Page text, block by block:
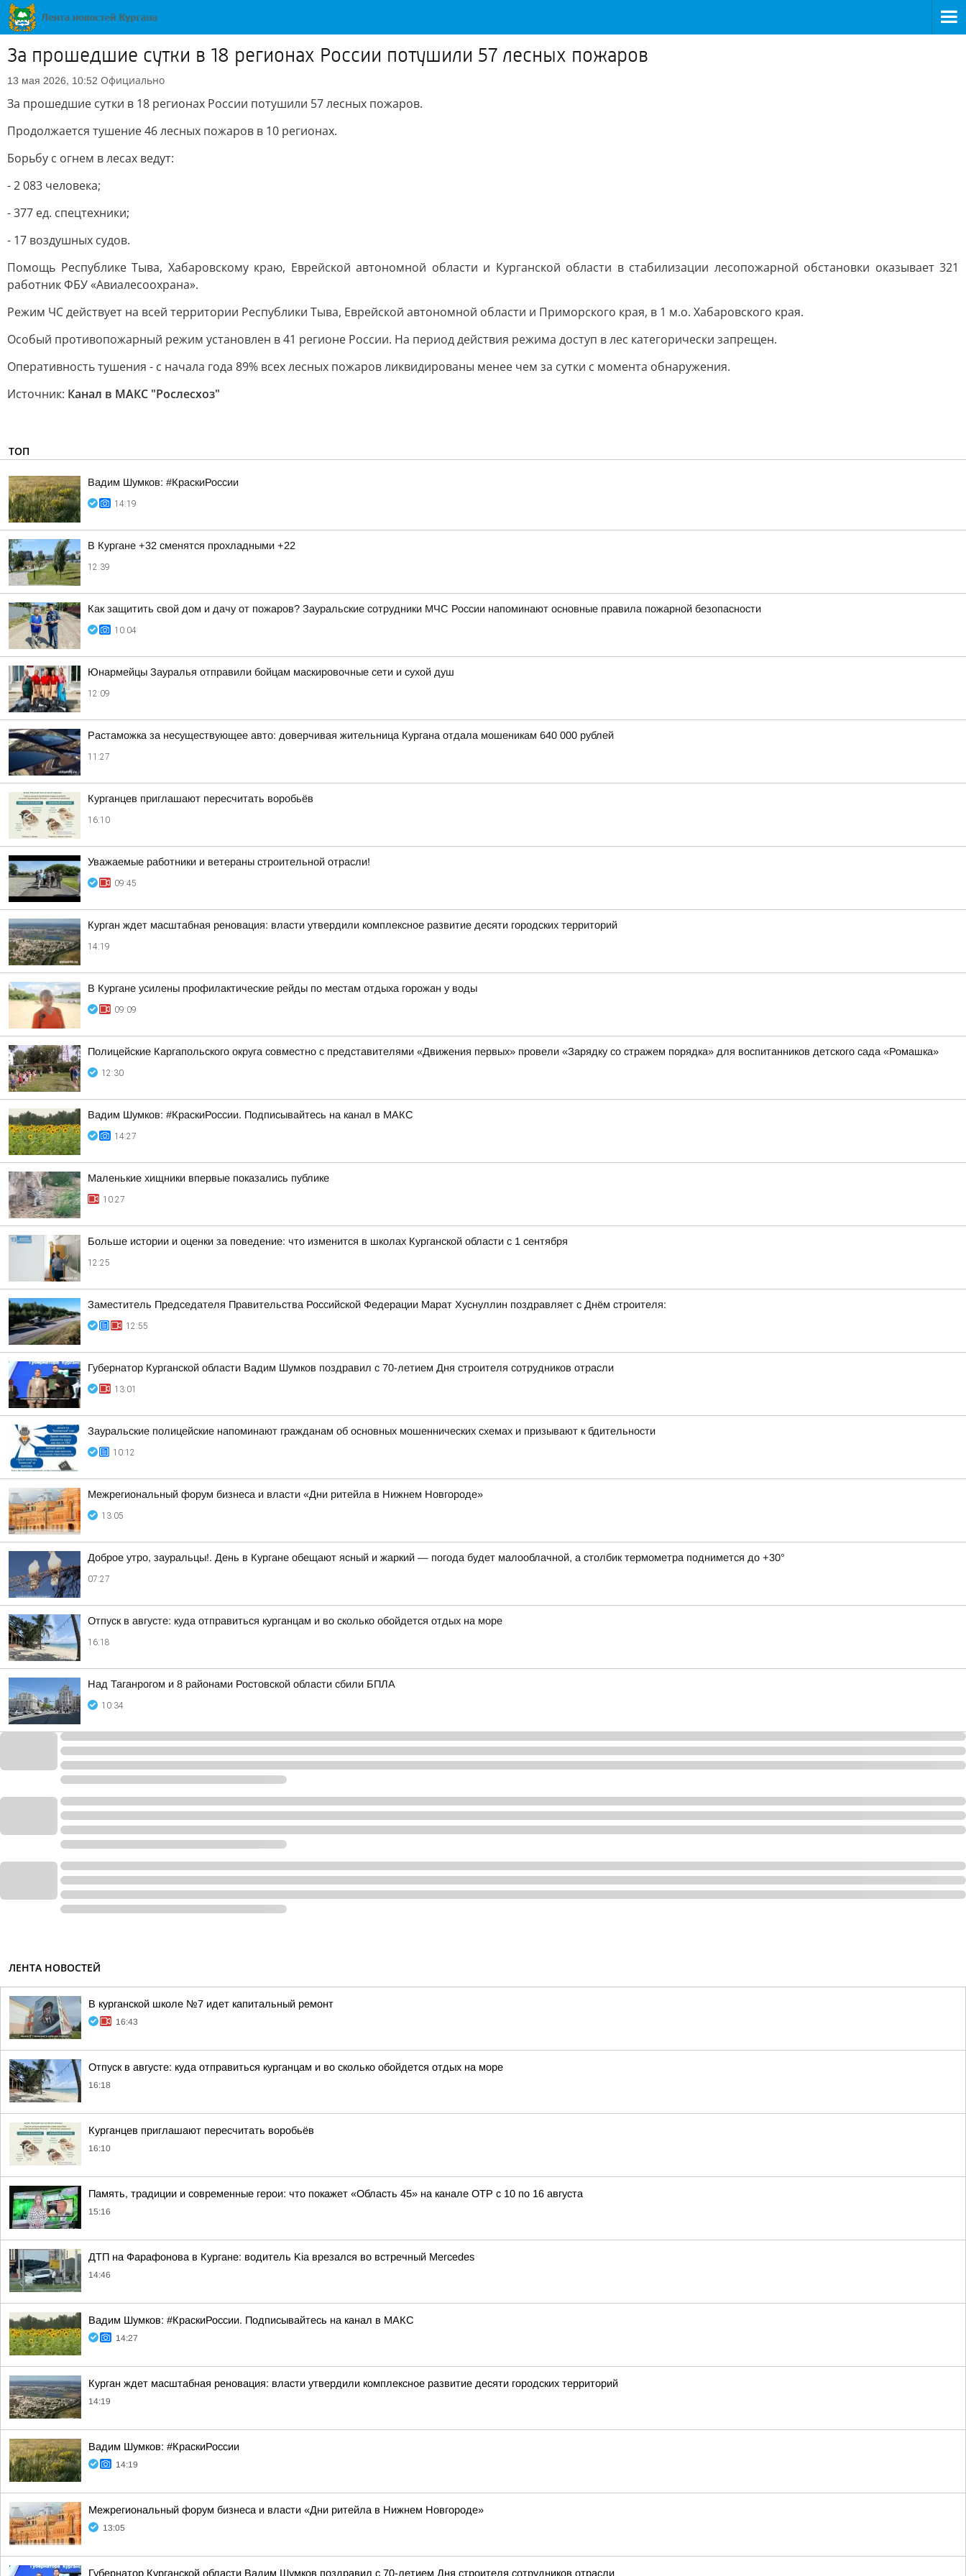
За прошедшие сутки в 18 регионах России потушили 57 лесных пожаров
13 мая 2026, 10:52 Официально
За прошедшие сутки в 18 регионах России потушили 57 лесных пожаров.
Продолжается тушение 46 лесных пожаров в 10 регионах.
Борьбу с огнем в лесах ведут:
- 2 083 человека;
- 377 ед. спецтехники;
- 17 воздушных судов.
Помощь Республике Тыва, Хабаровскому краю, Еврейской автономной области и Курганской области в стабилизации лесопожарной обстановки оказывает 321
работник ФБУ «Авиалесоохрана».
Режим ЧС действует на всей территории Республики Тыва, Еврейской автономной области и Приморского края, в 1 м.о. Хабаровского края.
Особый противопожарный режим установлен в 41 регионе России. На период действия режима доступ в лес категорически запрещен.
Оперативность тушения - с начала года 89% всех лесных пожаров ликвидированы менее чем за сутки с момента обнаружения.
Источник: Канал в МАКС "Рослесхоз"
ТОП
Вадим Шумков: #КраскиРоссии
14:19
В Кургане +32 сменятся прохладными +22
12:39
Как защитить свой дом и дачу от пожаров? Зауральские сотрудники МЧС России напоминают основные правила пожарной безопасности
10:04
Юнармейцы Зауралья отправили бойцам маскировочные сети и сухой душ
12:09
Растаможка за несуществующее авто: доверчивая жительница Кургана отдала мошеникам 640 000 рублей
11:27
Курганцев приглашают пересчитать воробьёв
16:10
Уважаемые работники и ветераны строительной отрасли!
09:45
Курган ждет масштабная реновация: власти утвердили комплексное развитие десяти городских территорий
14:19
В Кургане усилены профилактические рейды по местам отдыха горожан у воды
09:09
Полицейские Каргапольского округа совместно с представителями «Движения первых» провели «Зарядку со стражем порядка» для воспитанников детского сада «Ромашка»
12:30
Вадим Шумков: #КраскиРоссии. Подписывайтесь на канал в МАКС
14:27
Маленькие хищники впервые показались публике
10:27
Больше истории и оценки за поведение: что изменится в школах Курганской области с 1 сентября
12:25
Заместитель Председателя Правительства Российской Федерации Марат Хуснуллин поздравляет с Днём строителя:
12:55
Губернатор Курганской области Вадим Шумков поздравил с 70-летием Дня строителя сотрудников отрасли
13:01
Зауральские полицейские напоминают гражданам об основных мошеннических схемах и призывают к бдительности
10:12
Межрегиональный форум бизнеса и власти «Дни ритейла в Нижнем Новгороде»
13:05
Доброе утро, зауральцы!. День в Кургане обещают ясный и жаркий — погода будет малооблачной, а столбик термометра поднимется до +30°
07:27
Отпуск в августе: куда отправиться курганцам и во сколько обойдется отдых на море
16:18
Над Таганрогом и 8 районами Ростовской области сбили БПЛА
10:34
ЛЕНТА НОВОСТЕЙ
В курганской школе №7 идет капитальный ремонт
16:43
Отпуск в августе: куда отправиться курганцам и во сколько обойдется отдых на море
16:18
Курганцев приглашают пересчитать воробьёв
16:10
Память, традиции и современные герои: что покажет «Область 45» на канале ОТР с 10 по 16 августа
15:16
ДТП на Фарафонова в Кургане: водитель Kia врезался во встречный Mercedes
14:46
Вадим Шумков: #КраскиРоссии. Подписывайтесь на канал в МАКС
14:27
Курган ждет масштабная реновация: власти утвердили комплексное развитие десяти городских территорий
14:19
Вадим Шумков: #КраскиРоссии
14:19
Межрегиональный форум бизнеса и власти «Дни ритейла в Нижнем Новгороде»
13:05
Губернатор Курганской области Вадим Шумков поздравил с 70-летием Дня строителя сотрудников отрасли